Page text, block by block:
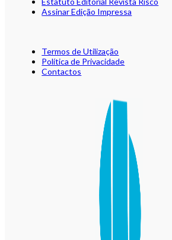
Assinar Edição Impressa
Termos de Utilização
Política de Privacidade
Contactos